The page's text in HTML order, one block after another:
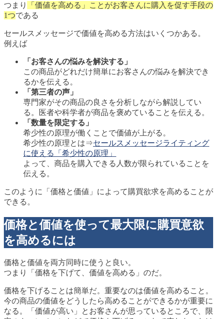
つまり
「価値を高める」ことがお客さんに購入を促す手段の
1つである
セールスメッセージで価値を高める方法はいくつかある。
例えば
「お客さんの悩みを解決する」
この商品がどれだけ簡単にお客さんの悩みを解決でき
るかを伝える。
「第三者の声」
専門家がその商品の良さを分析しながら解説してい
る。医者や科学者が商品を褒めていることを伝える。
「数量を限定する」
希少性の原理が働くことで価値が上がる。
希少性の原理とは⇒セールスメッセージライティング
に使える「希少性の原理」
よって、商品を購入できる人数が限られていることを
伝える。
このように「価格と価値」によって購買欲求を高めることが
できる。
価格と価値を使って最大限に購買意欲
を高めるには
価格と価値を両方同時に使うと良い。
つまり「価格を下げて、価値を高める」のだ。
価格を下げることは簡単だ。重要なのは価値を高めること。
今の商品の価値をどうしたら高めることができるかが重要に
なる。「価値が高い」とお客さんが思っているところで、限